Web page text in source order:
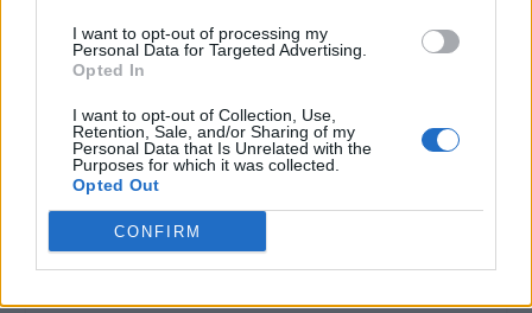
I want to opt-out of processing my
Personal Data for Targeted Advertising.
Opted In
I want to opt-out of Collection, Use,
Retention, Sale, and/or Sharing of my
Personal Data that Is Unrelated with the
Purposes for which it was collected.
Opted Out
CONFIRM